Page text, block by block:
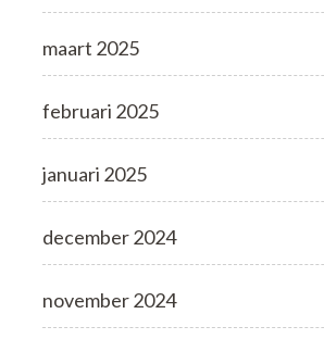
maart 2025
februari 2025
januari 2025
december 2024
november 2024